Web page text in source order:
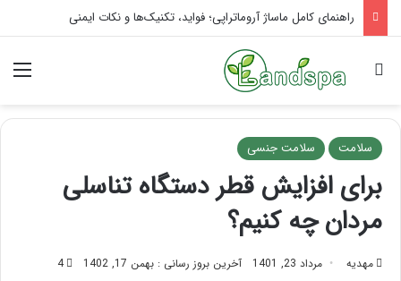
تاثیر ماساژ بر افسردگی؛ با ماساژ درمانی افسردگی را درمان کنید!
جستجو برای
سلامت سلامت جنسی
برای افزایش قطر دستگاه تناسلی
مردان چه کنیم؟
مهدیه مرداد 23, 1401 آخرین بروز رسانی : بهمن 17, 1402
4